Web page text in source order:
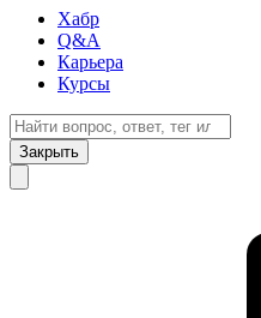
Хабр
Q&A
Карьера
Курсы
Закрыть